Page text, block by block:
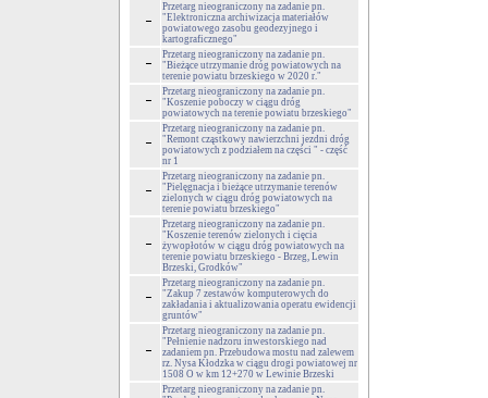
Przetarg nieograniczony na zadanie pn.
"Elektroniczna archiwizacja materiałów
powiatowego zasobu geodezyjnego i
kartograficznego"
Przetarg nieograniczony na zadanie pn.
"Bieżące utrzymanie dróg powiatowych na
terenie powiatu brzeskiego w 2020 r."
Przetarg nieograniczony na zadanie pn.
"Koszenie poboczy w ciągu dróg
powiatowych na terenie powiatu brzeskiego"
Przetarg nieograniczony na zadanie pn.
"Remont cząstkowy nawierzchni jezdni dróg
powiatowych z podziałem na części " - część
nr 1
Przetarg nieograniczony na zadanie pn.
"Pielęgnacja i bieżące utrzymanie terenów
zielonych w ciągu dróg powiatowych na
terenie powiatu brzeskiego"
Przetarg nieograniczony na zadanie pn.
"Koszenie terenów zielonych i cięcia
żywopłotów w ciągu dróg powiatowych na
terenie powiatu brzeskiego - Brzeg, Lewin
Brzeski, Grodków"
Przetarg nieograniczony na zadanie pn.
"Zakup 7 zestawów komputerowych do
zakładania i aktualizowania operatu ewidencji
gruntów"
Przetarg nieograniczony na zadanie pn.
"Pełnienie nadzoru inwestorskiego nad
zadaniem pn. Przebudowa mostu nad zalewem
rz. Nysa Kłodzka w ciągu drogi powiatowej nr
1508 O w km 12+270 w Lewinie Brzeski
Przetarg nieograniczony na zadanie pn.